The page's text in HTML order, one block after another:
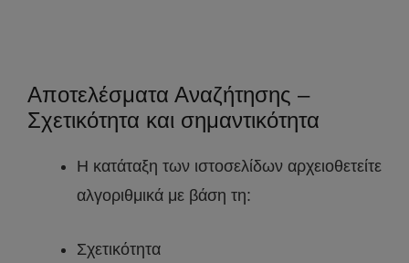
Αποτελέσματα Αναζήτησης –
Σχετικότητα και σημαντικότητα
Η κατάταξη των ιστοσελίδων αρχειοθετείτε
αλγοριθμικά με βάση τη:
Σχετικότητα